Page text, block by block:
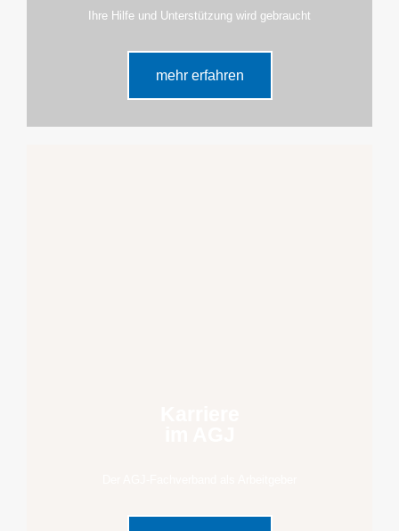
Ihre Hilfe und Unterstützung wird gebraucht
mehr erfahren